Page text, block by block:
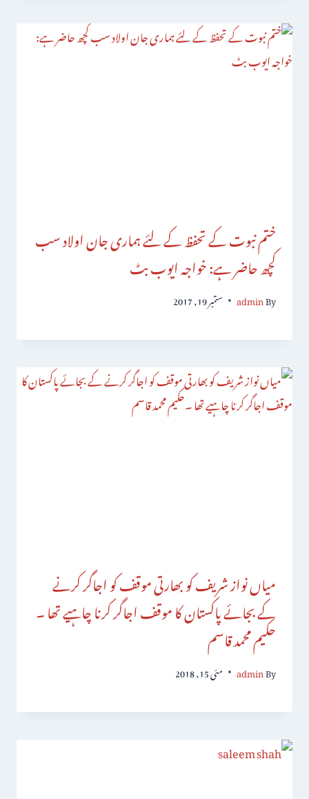
ختم نبوت کے تحفظ کے لئے ہماری جان اولاد سب
کچھ حاضر ہے: خواجہ ایوب بٹ
By
admin ستمبر 19, 2017
میاں نواز شریف کو بھارتی موقف کو اجاگر کرنے
کے بجائے پاکستان کا موقف اجاگر کرنا چاہیے تھا ۔
حکیم محمد قاسم
By
admin مئی 15, 2018